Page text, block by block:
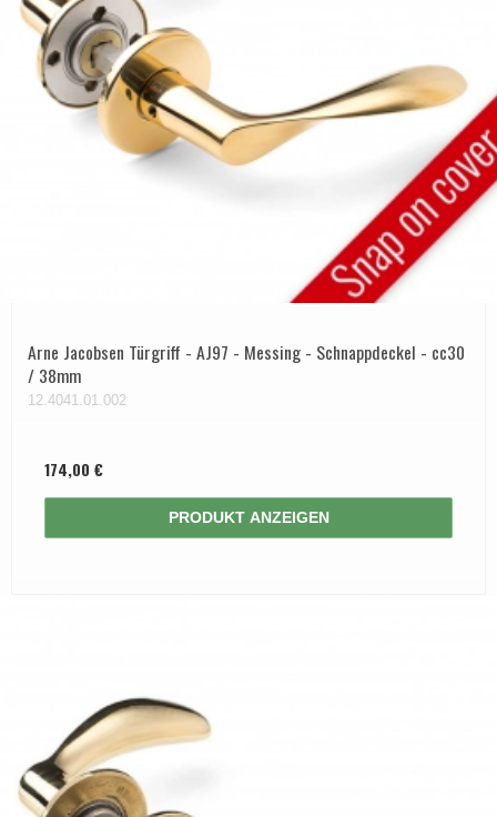
Arne Jacobsen Türgriff - AJ97 - Messing - Schnappdeckel - cc30
/ 38mm
12.4041.01.002
174,00 €
PRODUKT ANZEIGEN